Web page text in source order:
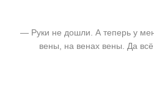
— Руки не дошли. А теперь у
вены, на венах вены. Да